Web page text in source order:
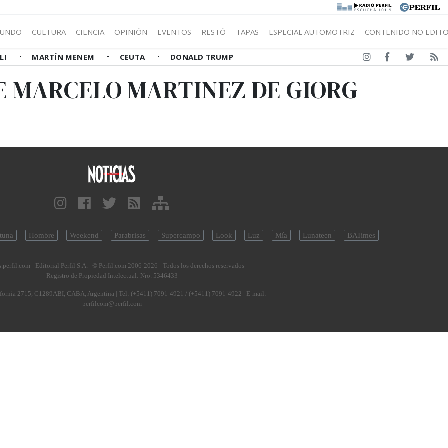
|
CULTURA CIENCIA OPINIÓN EVENTOS RESTÓ TAPAS ESPECIAL AUTOMOTRIZ CONTENIDO NO
MARTÍN MENEM CEUTA DONALD TRUMP
MARCELO MARTINEZ DE GIORG
Hombre Weekend Parabrisas Supercampo Look Luz Mía Lunateen BATimes
- Editorial Perfil S.A. | © Perfil.com 2006-2026 - Todos los derechos reservados
Registro de Propiedad Intelectual: Nro. 5346433
2715, C1289ABI, CABA, Argentina | Tel: (+5411) 7091-4921 / (+5411) 7091-4922 | E-mail:
perfilcom@perfil.com